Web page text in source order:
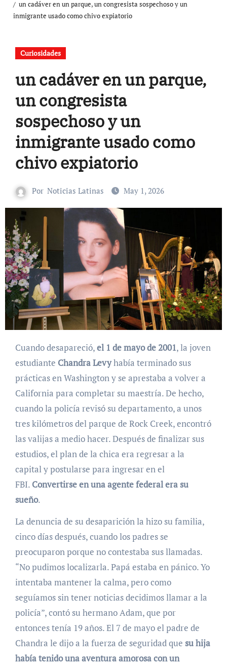
un cadáver en un parque, un congresista sospechoso y un
inmigrante usado como chivo expiatorio
Curiosidades
un cadáver en un parque,
un congresista
sospechoso y un
inmigrante usado como
chivo expiatorio
Por Noticias Latinas May 1, 2026
Cuando desapareció,el 1 de mayo de 2001, la joven
estudiante Chandra Levyhabía terminado sus
prácticas en Washington y se aprestaba a volver a
California para completar su maestría. De hecho,
cuando la policía revisó su departamento, a unos
tres kilómetros del parque de Rock Creek, encontró
las valijas a medio hacer. Después de finalizar sus
estudios, el plan de la chica era regresar a la
capital y postularse para ingresar en el
FBI. Convertirse en una agente federal era su
sueño.
La denuncia de su desaparición la hizo su familia,
cinco días después, cuando los padres se
preocuparon porque no contestaba sus llamadas.
“No pudimos localizarla. Papá estaba en pánico. Yo
intentaba mantener la calma, pero como
seguíamos sin tener noticias decidimos llamar a la
policía”, contó su hermano Adam, que por
entonces tenía 19 años. El 7 de mayo el padre de
Chandra le dijo a la fuerza de seguridad que su hija
había tenido una aventura amorosa con un